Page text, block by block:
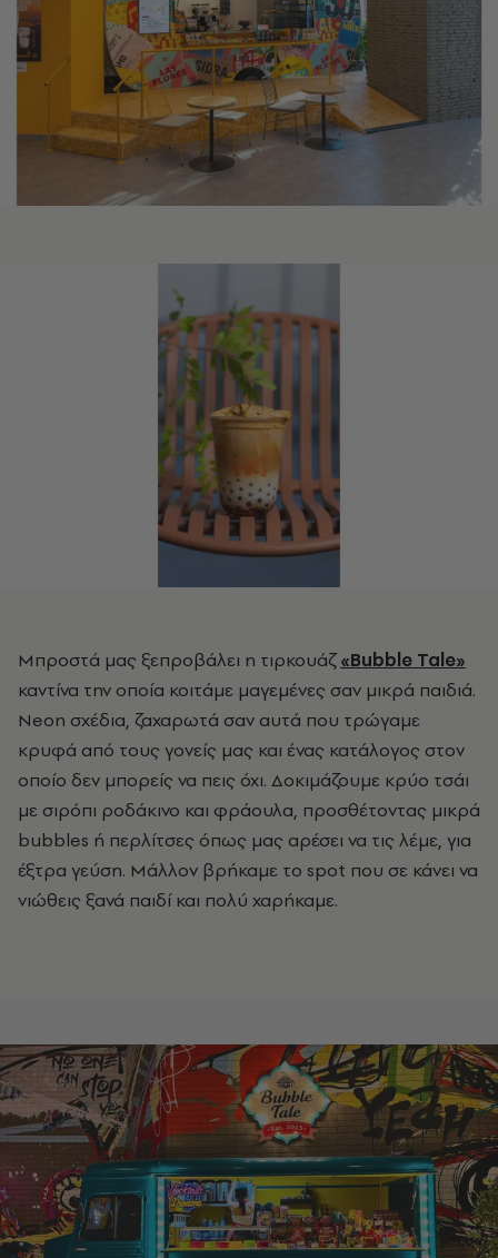
Μπροστά μας ξεπροβάλει η τιρκουάζ«Bubble Tale»
καντίνα την οποία κοιτάμε μαγεμένες σαν μικρά παιδιά.
Neon σχέδια, ζαχαρωτά σαν αυτά που τρώγαμε
κρυφά από τους γονείς μας και ένας κατάλογος στον
οποίο δεν μπορείς να πεις όχι. Δοκιμάζουμε κρύο τσάι
με σιρόπι ροδάκινο και φράουλα, προσθέτοντας μικρά
bubbles ή περλίτσες όπως μας αρέσει να τις λέμε, για
έξτρα γεύση. Μάλλον βρήκαμε το spot που σε κάνει να
νιώθεις ξανά παιδί και πολύ χαρήκαμε.